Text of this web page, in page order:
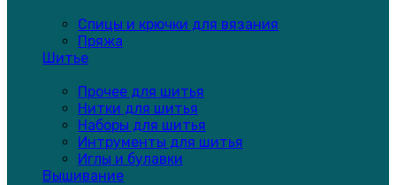
Спицы и крючки для вязания
Пряжа
Шитье
Прочее для шитья
Нитки для шитья
Наборы для шитья
Интрументы для шитья
Иглы и булавки
Вышивание